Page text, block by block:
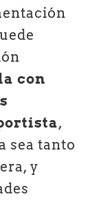
con
,
sea tanto
y